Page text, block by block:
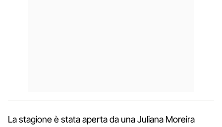
La stagione è stata aperta da una Juliana Moreira